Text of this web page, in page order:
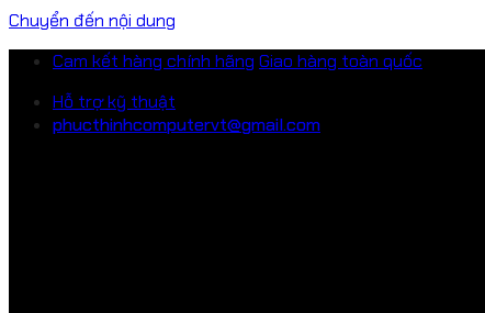
Chuyển đến nội dung
Cam kết hàng chính hãng Giao hàng toàn quốc
Hỗ trợ kỹ thuật
phucthinhcomputervt@gmail.com